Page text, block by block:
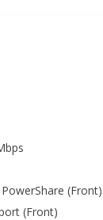
(Front)
(Front)